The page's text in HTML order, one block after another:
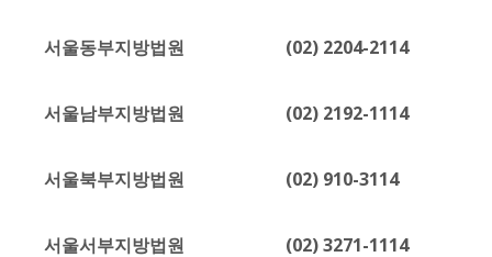
서울동부지방법원 (02) 2204-2114
서울남부지방법원 (02) 2192-1114
서울북부지방법원 (02) 910-3114
서울서부지방법원 (02) 3271-1114